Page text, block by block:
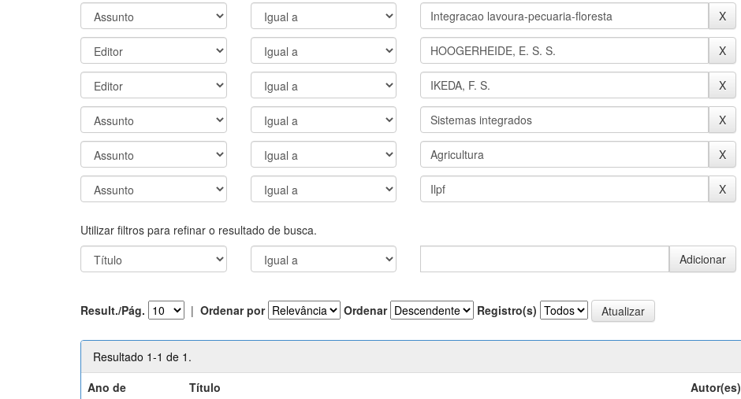
Utilizar filtros para refinar o resultado de busca.
Result./Pág. | Ordenar por Ordenar Registro(s)
Resultado 1-1 de 1.
Ano de
Título Autor(es)